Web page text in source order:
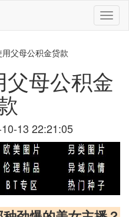
切
换
父母公积金贷款
母公积金
13 22:21:05